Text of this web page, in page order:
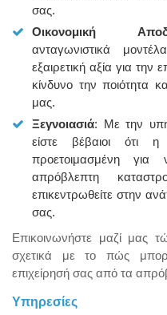
σας.
Οικονομική
ανταγωνιστικά
εξαιρετική αξία για
κίνδυνο την ποιότητα
μας.
Ξεγνοιασιά: Με την
είστε βέβαιοι ότι
προετοιμασμένη για
απρόβλεπτη
επικεντρωθείτε στην
σας.
Επικοινωνήστε μαζί μας
σχετικά με το πώς
επιχείρησή σας από τα
Υπηρεσίες